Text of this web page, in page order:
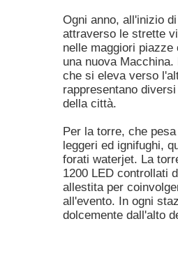
Ogni anno, all'inizio
attraverso le strette
nelle maggiori
una nuova Macchina.
che si eleva verso
rappresentano
della città.
Per la torre, che
leggeri ed ignifughi,
forati waterjet. La
1200 LED controllati
allestita per
all'evento. In ogni
dolcemente dall'alto